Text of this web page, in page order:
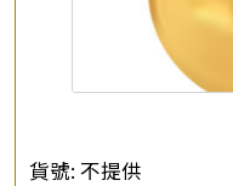
e-mail
*聯絡電話
查詢以下產品
貨號: 不提供